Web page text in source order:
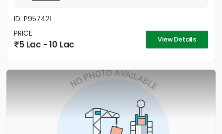
ID: P957421
PRICE
5 Lac - 10 Lac View Details